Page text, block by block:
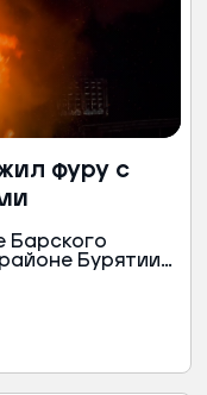
фуру с
Барского
Бурятии